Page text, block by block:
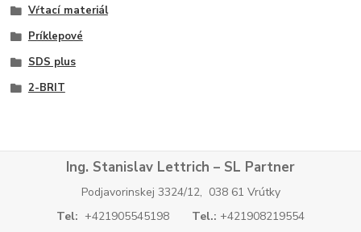
Vŕtací materiál
Príklepové
SDS plus
2-BRIT
Ing. Stanislav Lettrich – SL Partner
Podjavorinskej 3324/12, 038 61 Vrútky
Tel: +421905545198 Tel.: +421908219554